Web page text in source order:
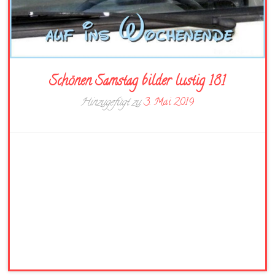
Schönen Samstag bilder lustig 181
Hinzugefügt zu3. Mai 2019